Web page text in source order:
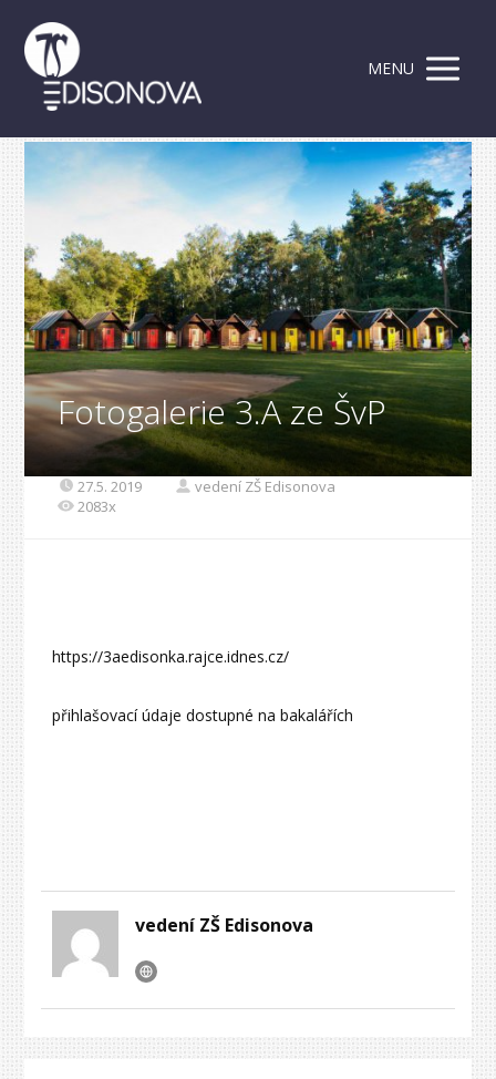
MENU
Fotogalerie 3.A ze ŠvP
27.5. 2019
vedení ZŠ Edisonova
2083x
https://3aedisonka.rajce.idnes.cz/
přihlašovací údaje dostupné na bakalářích
vedení ZŠ Edisonova